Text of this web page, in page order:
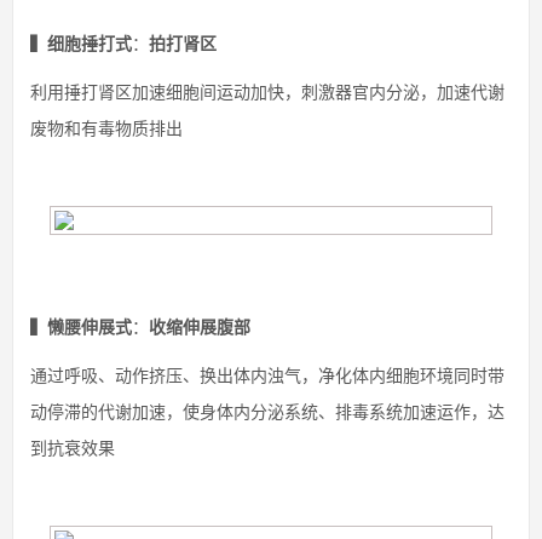
▍ 细胞捶打式： 拍打肾区
利用捶打肾区加速细胞间运动加快，刺激器官内分泌，加速代谢
废物和有毒物质排出
▍ 懒腰伸展式： 收缩伸展腹部
通过呼吸、动作挤压、换出体内浊气，净化体内细胞环境同时带
动停滞的代谢加速，使身体内分泌系统、排毒系统加速运作，达
到抗衰效果